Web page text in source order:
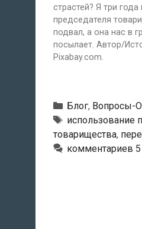
страстей? Я три
председателя
подвал, а она нас в
посылает. Автор/
Pixabay.com.
Рубрики
Блог, Вопросы-
Метки
использование
товарищества,
комментариев 5